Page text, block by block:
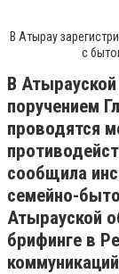
В Атырау
с
В
поручением
проводятся
сообщила
семейно-
Атырауской
брифинге в